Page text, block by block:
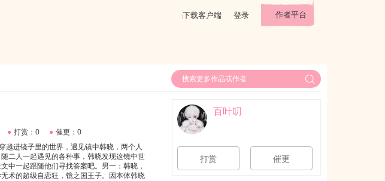
下载客户端 登录 作者平台
● 打赏：0 ● 催更：0
越进镜子里的世界，遇见镜中韩晓，两个人
二人一起遇见的各种事，韩晓发现这镜中世
中一起跟随他们寻找答案吧。男一：韩晓，
术的超级自恋狂，镜之国王子。因本体韩晓
百叶叨
打赏 催更